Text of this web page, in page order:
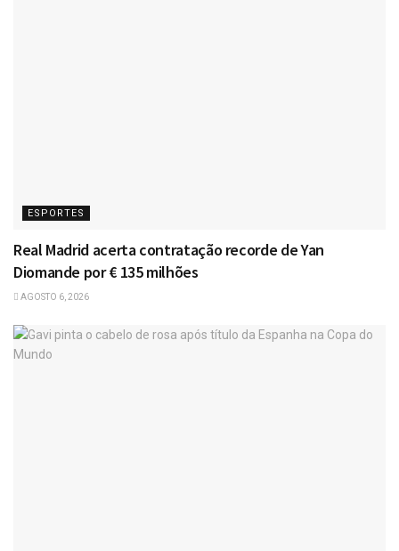
ESPORTES
Real Madrid acerta contratação recorde de Yan
Diomande por € 135 milhões
AGOSTO 6, 2026